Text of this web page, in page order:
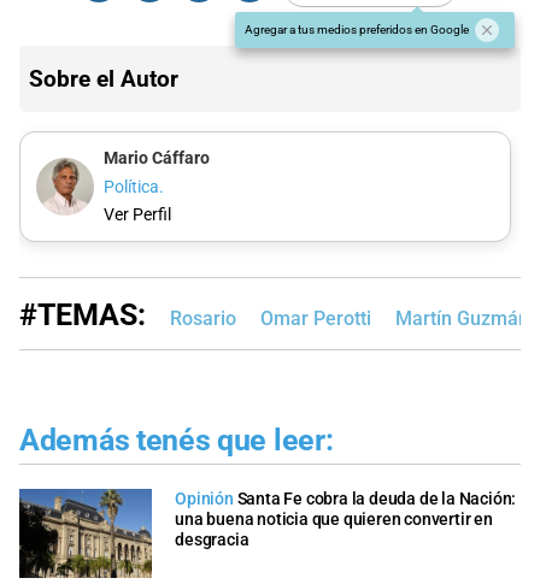
Agregar a tus medios preferidos en Google
Sobre el Autor
Mario Cáffaro
Política.
Ver Perfil
#TEMAS: Rosario Omar Perotti Martín Guzmán
Además tenés que leer:
Opinión Santa Fe cobra la deuda de la Nación:
una buena noticia que quieren convertir en
desgracia